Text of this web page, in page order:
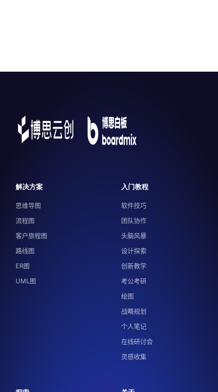
解决方案
思维导图
流程图
客户旅程图
路线图
ER图
UML图
入门教程
软件技巧
团队协作
头脑风暴
设计探索
创新教学
考公考研
绘图
战略规划
个人笔记
在线研讨会
灵感收集